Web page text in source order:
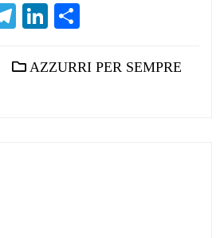
Telegram
LinkedIn
AZZURRI PER SEMPRE